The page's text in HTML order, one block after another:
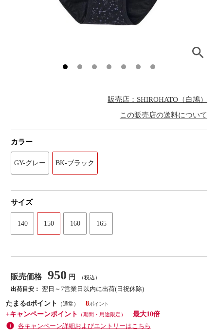
販売店：SHIROHATO（白鳩）
この販売店の送料について
カラー
GY-グレー BK-ブラック
サイズ
140 150 160 165
販売価格 950 円 （税込）
出荷目安： 翌日～7営業日以内に出荷(日祝休除)
たまるdポイント
（通常）
8
+キャンペーンポイント
（期間・用途限定）
最大10倍
各キャンペーン詳細およびエントリーはこちら